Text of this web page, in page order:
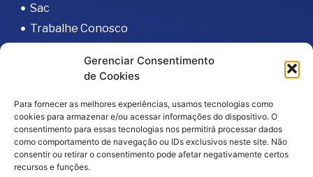
Gerenciar Consentimento
de Cookies
Para fornecer as melhores experiências, usamos tecnologias como
cookies para armazenar e/ou acessar informações do dispositivo. O
consentimento para essas tecnologias nos permitirá processar dados
como comportamento de navegação ou IDs exclusivos neste site. Não
consentir ou retirar o consentimento pode afetar negativamente certos
recursos e funções.
Sac
Trabalhe Conosco
Código de Integridade